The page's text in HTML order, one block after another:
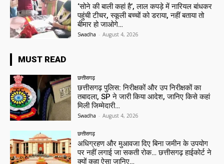
‘सोने की बाली कहां है’, लाल कपड़े में नारियल बांधकर
पहुंची टीचर, स्कूली बच्चों को डराया, नहीं बताया तो
बीमार हो जाओगे…
Swadha - August 4, 2026
MUST READ
छत्तीसगढ़
छत्तीसगढ़ पुलिस: निरीक्षकों और उप निरीक्षकों का
तबादला, SP ने जारी किया आदेश, जानिए किसे कहां
मिली जिम्मेदारी…
Swadha - August 4, 2026
छत्तीसगढ़
अधिग्रहण और मुआवजा दिए बिना जमीन के उपयोग
पर नहीं लगाई जा सकती रोक… छत्तीसगढ़ हाईकोर्ट ने
क्यों कहा ऐसा जानिए…